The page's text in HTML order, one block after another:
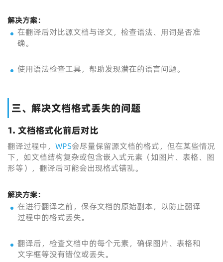
解决方案：
在翻译后对比源文档与译文，检查语法、用词是否准
确。
使用语法检查工具，帮助发现潜在的语言问题。
三、解决文档格式丢失的问题
1. 文档格式化前后对比
翻译过程中， WPS会尽量保留源文档的格式，但在某些情况
下，如文档结构复杂或包含嵌入式元素（如图片、表格、图
形等），翻译后可能会出现格式错乱。
解决方案：
在进行翻译之前，保存文档的原始副本，以防止翻译
过程中的格式丢失。
翻译后，检查文档中的每个元素，确保图片、表格和
文字框等没有错位或丢失。